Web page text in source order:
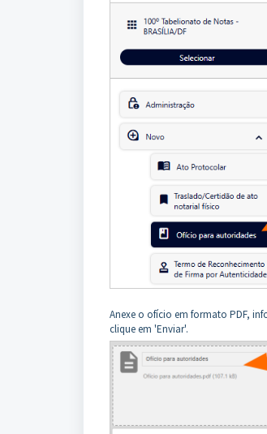
Anexe o ofício em formato PDF,
clique em 'Enviar'.